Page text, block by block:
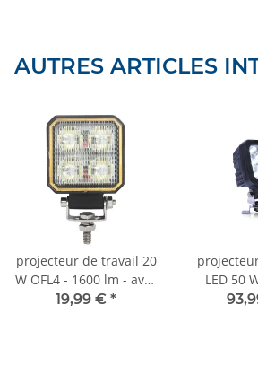
AUTRES ARTICLES
projecteur de travail 20
W OFL4 - 1600 lm - avec
interrupteur
19,99 € *
LED 50